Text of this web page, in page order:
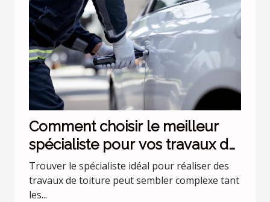
Comment choisir le meilleur
spécialiste pour vos travaux de
toiture ?
Trouver le spécialiste idéal pour réaliser des
travaux de toiture peut sembler complexe tant
les...